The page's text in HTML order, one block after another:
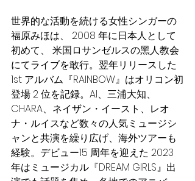
世界的な活動を続ける⼥性シンガーの
福原みほは、 2008 年に⽇本⼈として
初めて、 ⽶国ロサンゼルスの⿊⼈教会
にてライブを敢⾏。翌年リリースした
1st アルバム『RAINBOW』はオリコン初
登場 2 位を記録。AI、三浦⼤知、
CHARA、ネイザン・イースト、レオ
ナ・ルイスなど数々の⼈気ミュージシ
ャンと共演を繰り広げ、海外ツアーも
経験。デビュー15 周年を迎えた 2023
年はミュージカル『DREAM GIRLS』出